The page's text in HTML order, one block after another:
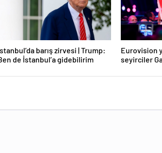
barış zirvesi | Trump:
de İstanbul’a gidebilirim
Eurovision
seyirciler